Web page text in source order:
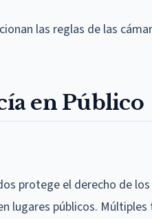
las reglas de las
en Público
protege el derecho de
lugares públicos.